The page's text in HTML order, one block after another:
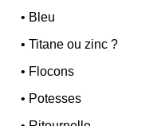
• Bleu
•Titane ou zinc ?
• Flocons
• Potesses